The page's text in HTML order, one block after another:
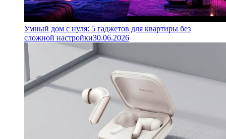
Умный дом с нуля: 5 гаджетов для квартиры без
сложной настройки30.06.2026